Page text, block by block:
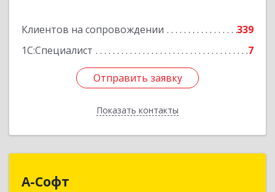
Клиентов на сопровождении
339
1С:Специалист
7
Отправить заявку
Показать контакты
Отправить заявку
Назад
А-Софт